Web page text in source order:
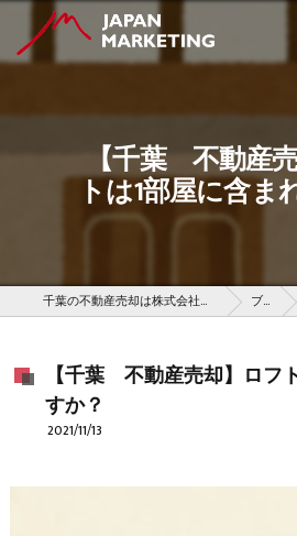
【千葉 不動産
トは1部屋に含ま
千葉の不動産売却は株式会社ジャパンマーケティング ブログ
【千葉 不動産売却】ロフ
すか？
2021/11/13